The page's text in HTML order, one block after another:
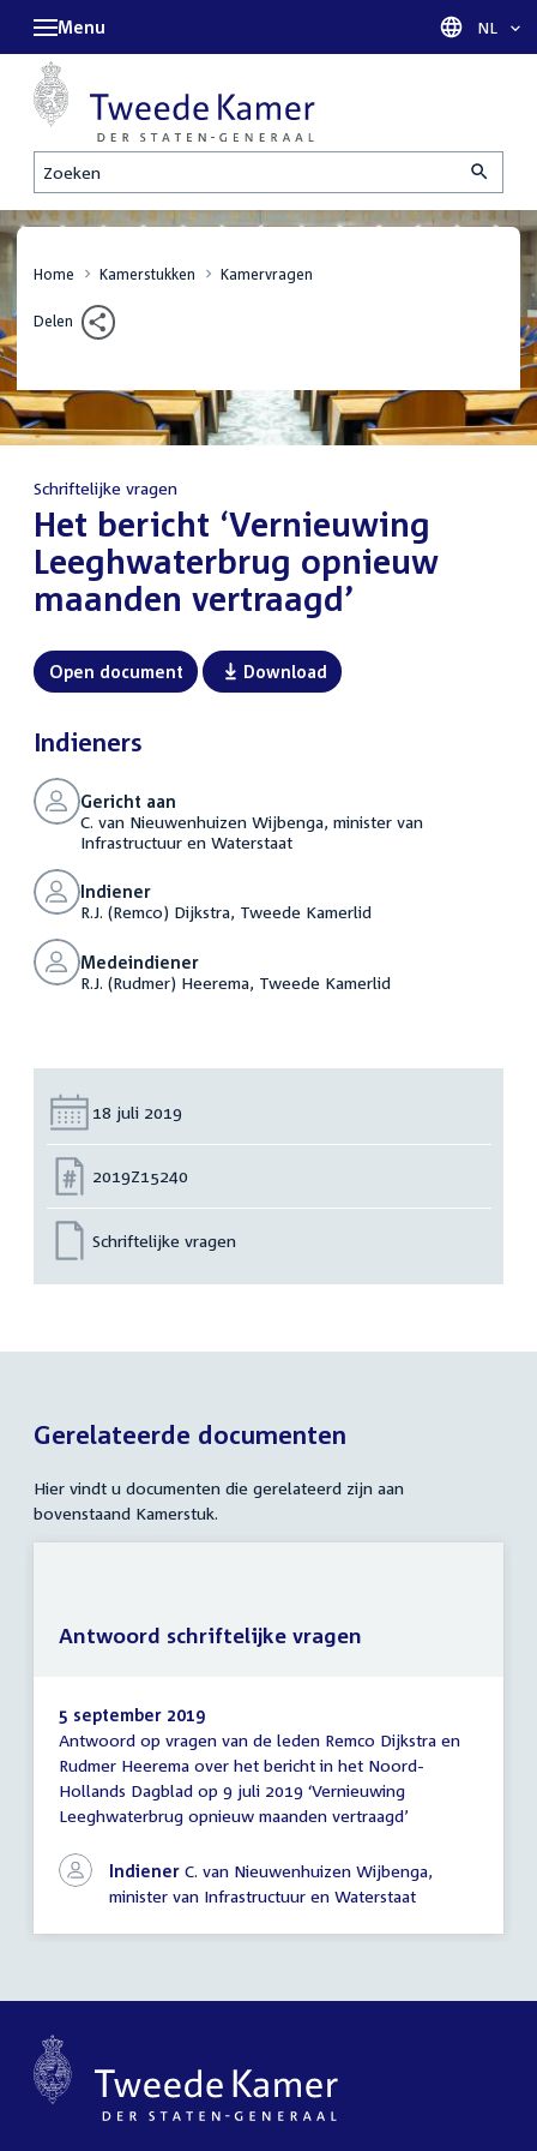
Zoeken
Menu Taal
NL
Home Kamerstukken Kamervragen
Delen
Schriftelijke vragen
:Het bericht ‘Vernieuwing
Leeghwaterbrug opnieuw
maanden vertraagd’
Open document Download
Indieners
Gericht aan
C. van Nieuwenhuizen Wijbenga, minister van
Infrastructuur en Waterstaat
Indiener
R.J. (Remco) Dijkstra, Tweede Kamerlid
Medeindiener
R.J. (Rudmer) Heerema, Tweede Kamerlid
Datum:
18 juli 2019
Nummer:
2019Z15240
Schriftelijke vragen
Gerelateerde documenten
Hier vindt u documenten die gerelateerd zijn aan
bovenstaand Kamerstuk.
Antwoord
schriftelijke
vragen
5 september 2019
Antwoord op vragen van de leden Remco Dijkstra en
Rudmer Heerema over het bericht in het Noord-
Hollands Dagblad op 9 juli 2019 ‘Vernieuwing
Leeghwaterbrug opnieuw maanden vertraagd’
Indiener C. van Nieuwenhuizen Wijbenga,
minister van Infrastructuur en Waterstaat
Antwoord schriftelijke vragen